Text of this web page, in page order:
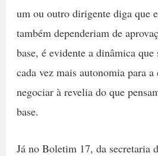
um ou outro dirigente diga que
também dependeriam de
base, é evidente a dinâmica que
cada vez mais autonomia para
negociar à revelia do que
base.
Já no Boletim 17, da secretaria